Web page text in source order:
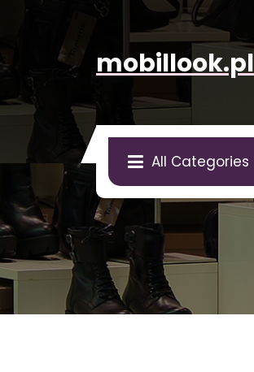
mobillook.pl
All Categories